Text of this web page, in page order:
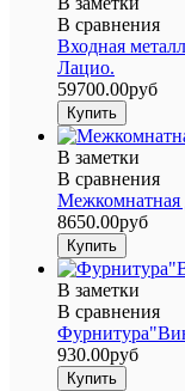
В сравнения
Входная
Лацио.
59700.00руб
В заметки
В сравнения
Межкомнатная
8650.00руб
В заметки
В сравнения
930.00руб